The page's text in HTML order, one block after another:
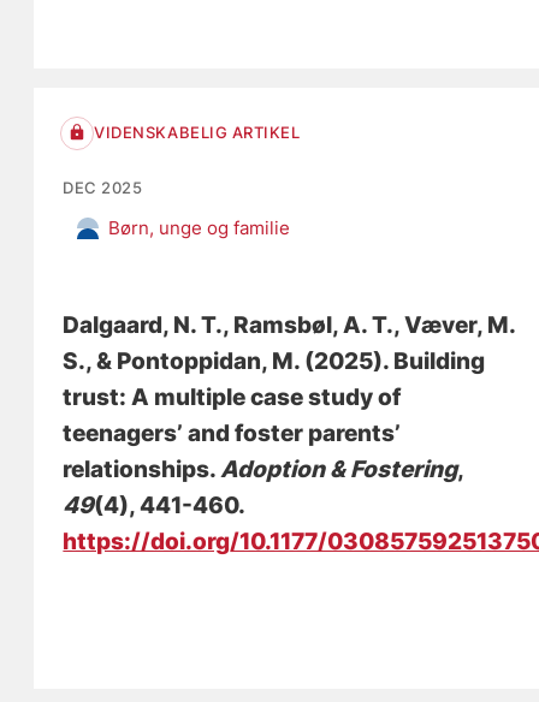
VIDENSKABELIG ARTIKEL
DEC 2025
Børn, unge og familie
Dalgaard, N. T., Ramsbøl, A. T., Væver, M.
S., & Pontoppidan, M. (2025). Building
trust: A multiple case study of
teenagers’ and foster parents’
relationships. Adoption & Fostering,
49(4), 441-460.
https://doi.org/10.1177/